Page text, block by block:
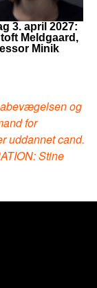
3. april 2027:
Meldgaard,
Minik
og
for
uddannet cand.
Stine